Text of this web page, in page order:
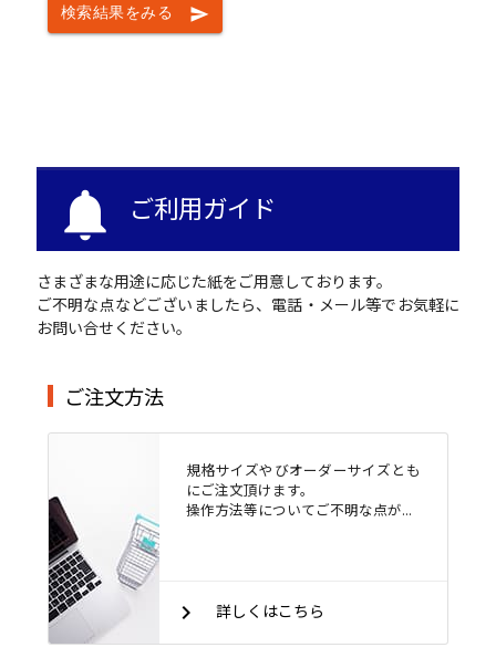
send
検索結果をみる
notifications ご利用ガイド
さまざまな用途に応じた紙をご用意しております。
ご不明な点などございましたら、電話・メール等でお気軽に
お問い合せください。
ご注文方法
規格サイズやびオーダーサイズとも
にご注文頂けます。
操作方法等についてご不明な点が...
keyboard_arrow_right 詳しくはこちら